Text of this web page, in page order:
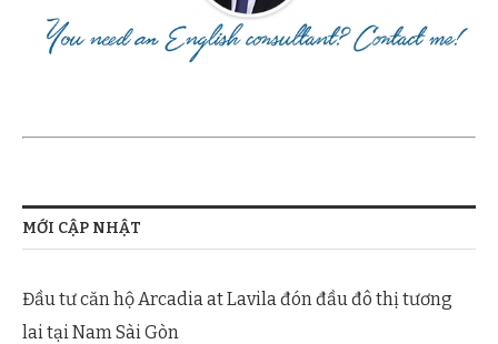
MỚI CẬP NHẬT
Đầu tư căn hộ Arcadia at Lavila đón đầu đô thị tương
lai tại Nam Sài Gòn